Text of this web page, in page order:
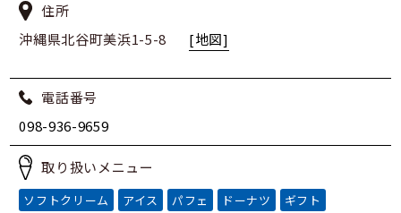
住所
沖縄県北谷町美浜1-5-8
[地図]
電話番号
098-936-9659
取り扱いメニュー
ソフトクリーム アイス パフェ ドーナツ
ギフト